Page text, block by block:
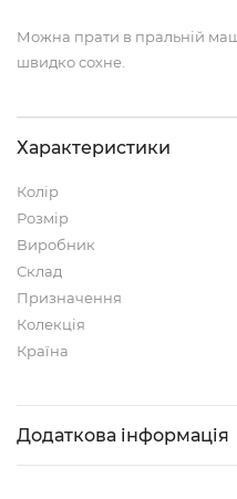
Можна прати в пральній
швидко сохне.
Характеристики
Колір
Розмір
Виробник
Склад
Призначення
Колекція
Країна
Додаткова інформація